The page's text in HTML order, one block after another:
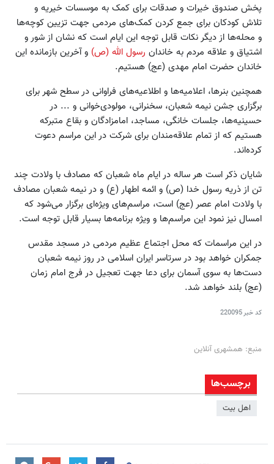
پخش صندوق خیرات و صدقات برای کمک به موسسات خیریه و
تلاش کودکان برای جمع کردن کمک‌های مردمی جهت تزیین کوچه‌ها
و محله‌ها از دیگر نکات قابل توجه این ایام است که نشان از شور و
اشتیاق و علاقه مردم به خاندان رسول الله (ص) و آخرین بازمانده این
خاندان حضرت امام مهدی (عج) هستیم.
همچنین بنرها، اعلامیه‌ها و اطلاعیه‌های فراوانی در سطح شهر برای
برگزاری جشن‌ نیمه شعبان، سخنرانی، مولودی‌خوانی و ... در
حسینیه‌ها، جلسات خانگی، مساجد، امامزادگان و بقاع متبرکه
هستیم که از تمام علاقه‌مندان برای شرکت در این مراسم دعوت
کرده‌اند.
شایان ذکر است هر ساله در ایام ماه شعبان که مصادف با ولادت چند
تن از ذریه رسول خدا (ص) و ائمه اطهار (ع) و در نیمه شعبان مصادف
با ولادت امام عصر (عج) است، مراسم‌های ویژه‌ای برگزار می‌شود که
امسال نیز نمود این مراسم‌ها و ویژه برنامه‌ها بسیار قابل توجه است.
در این مراسمات که محل اجتماع عظیم مردمی در مسجد مقدس
جمکران خواهد بود در سرتاسر ایران اسلامی در روز نیمه شعبان
دست‌ها به سوی آسمان برای دعا جهت تعجیل در فرج امام زمان
(عج) بلند خواهد شد.
کد خبر220095
منبع: همشهری آنلاین
برچسب‌ها
اهل بیت